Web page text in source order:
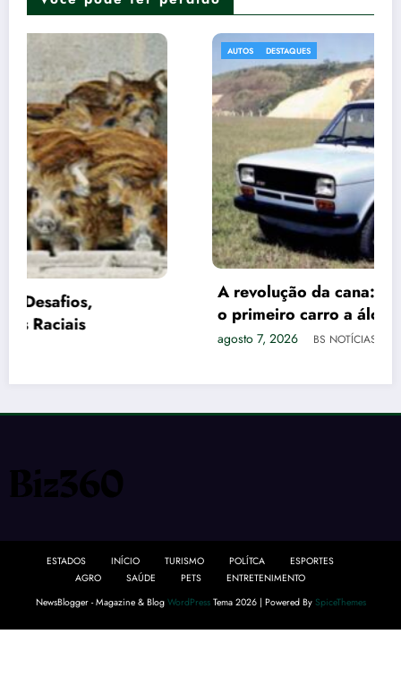
A revolução da cana: a história do Fiat 147,
o primeiro carro a álcool do mundo
ESTADOS INÍCIO TURISMO POLÍTCA
ESPORTES
AGRO
SAÚDE PETS
ENTRETENIMENTO
NewsBlogger - Magazine & Blog WordPressTema 2026 | Powered By SpiceThemes